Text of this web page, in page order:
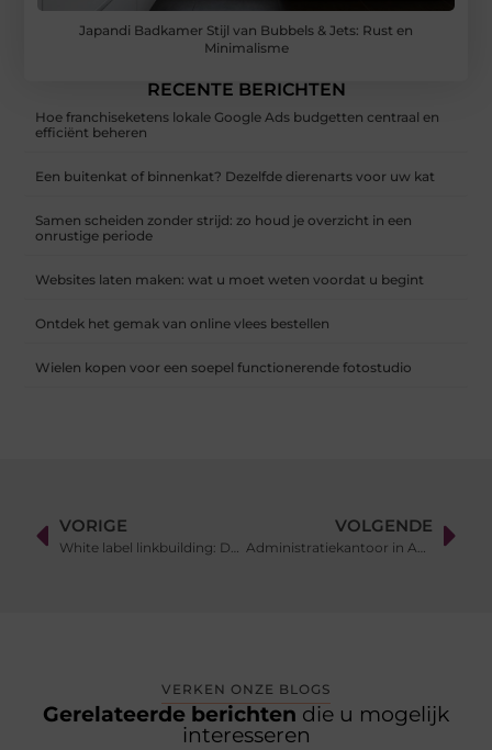
Japandi Badkamer Stijl van Bubbels & Jets: Rust en
Minimalisme
RECENTE BERICHTEN
Hoe franchiseketens lokale Google Ads budgetten centraal en
efficiënt beheren
Een buitenkat of binnenkat? Dezelfde dierenarts voor uw kat
Samen scheiden zonder strijd: zo houd je overzicht in een
onrustige periode
Websites laten maken: wat u moet weten voordat u begint
Ontdek het gemak van online vlees bestellen
Wielen kopen voor een soepel functionerende fotostudio
VORIGE
White label linkbuilding: De onzichtbare kracht achter succesvolle SEO
VOLGENDE
Administratiekantoor in Apeldoorn Een Stabiele Financiële Partner voor Uw Bedrijf
VERKEN ONZE BLOGS
Gerelateerde berichten die u mogelijk
interesseren